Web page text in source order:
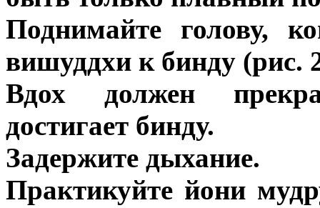
Поднимайте голову,
вишуддхи к бинду (рис.
Вдох должен
достигает бинду.
Задержите дыхание.
Практикуйте йони